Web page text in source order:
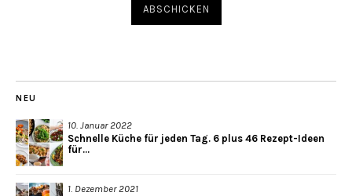
NEU
10. Januar 2022
Schnelle Küche für jeden Tag. 6 plus 46 Rezept-Ideen
für...
1. Dezember 2021